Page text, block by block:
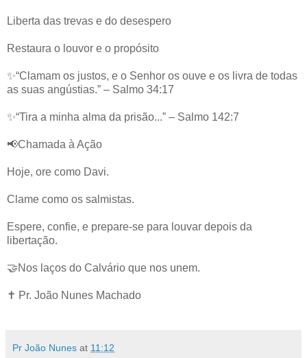
Liberta das trevas e do desespero
Restaura o louvor e o propósito
✨“Clamam os justos, e o Senhor os ouve e os livra de todas
as suas angústias.” – Salmo 34:17
✨“Tira a minha alma da prisão...” – Salmo 142:7
📢Chamada à Ação
Hoje, ore como Davi.
Clame como os salmistas.
Espere, confie, e prepare-se para louvar depois da
libertação.
🤝Nos laços do Calvário que nos unem.
✝️ Pr. João Nunes Machado
Pr João Nunes at 11:12